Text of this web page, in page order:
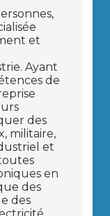
et
Ayant
de
des
militaire,
et
en
des
des